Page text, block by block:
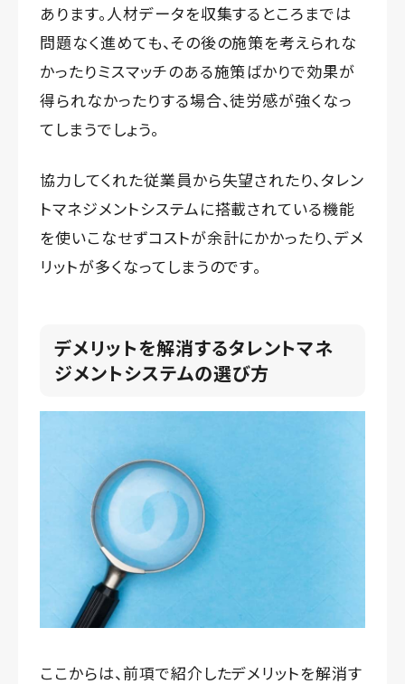
あります。人材データを収集するところまでは
問題なく進めても、その後の施策を考えられな
かったりミスマッチのある施策ばかりで効果が
得られなかったりする場合、徒労感が強くなっ
てしまうでしょう。
協力してくれた従業員から失望されたり、タレン
トマネジメントシステムに搭載されている機能
を使いこなせずコストが余計にかかったり、デメ
リットが多くなってしまうのです。
デメリットを解消するタレントマネ
ジメントシステムの選び方
ここからは、前項で紹介したデメリットを解消す